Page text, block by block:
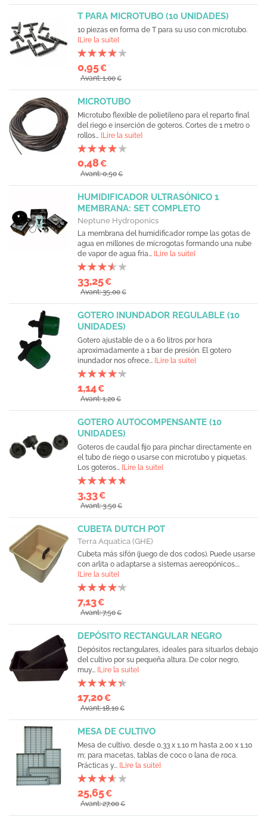
T PARA MICROTUBO (10 UNIDADES)
10 piezas en forma de T para su uso con microtubo.
[Lire la suite]
0,95€
Avant: 1,00€
MICROTUBO
Microtubo flexible de polietileno para el reparto final
del riego e inserción de goteros. Cortes de 1 metro o
rollos... [Lire la suite]
0,48€
Avant: 0,50€
HUMIDIFICADOR ULTRASÓNICO 1
MEMBRANA: SET COMPLETO
Neptune Hydroponics
La membrana del humidificador rompe las gotas de
agua en millones de microgotas formando una nube
de vapor de agua fria... [Lire la suite]
33,25€
Avant: 35,00€
GOTERO INUNDADOR REGULABLE (10
UNIDADES)
Gotero ajustable de 0 a 60 litros por hora
aproximadamente a 1 bar de presión. El gotero
inundador nos ofrece... [Lire la suite]
1,14€
Avant: 1,20€
GOTERO AUTOCOMPENSANTE (10
UNIDADES)
Goteros de caudal fijo para pinchar directamente en
el tubo de riego o usarse con microtubo y piquetas.
Los goteros... [Lire la suite]
3,33€
Avant: 3,50€
CUBETA DUTCH POT
Terra Aquatica (GHE)
Cubeta más sifón (juego de dos codos). Puede usarse
con arlita o adaptarse a sistemas aereopónicos....
[Lire la suite]
7,13€
Avant: 7,50€
DEPÓSITO RECTANGULAR NEGRO
Depósitos rectangulares, ideales para situarlos debajo
del cultivo por su pequeña altura. De color negro,
muy... [Lire la suite]
17,20€
Avant: 18,10€
MESA DE CULTIVO
Mesa de cultivo, desde 0,33 x 1,10 m hasta 2,00 x 1,10
m; para macetas, tablas de coco o lana de roca.
Prácticas y... [Lire la suite]
25,65€
Avant: 27,00€